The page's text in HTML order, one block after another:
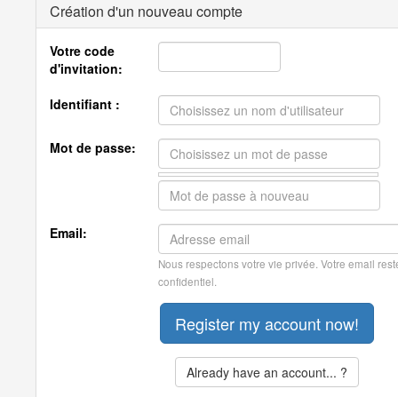
Création d'un nouveau compte
Votre code
d'invitation:
Identifiant :
Mot de passe:
Email:
Nous respectons votre vie privée. Votre email
confidentiel.
Already have an account... ?